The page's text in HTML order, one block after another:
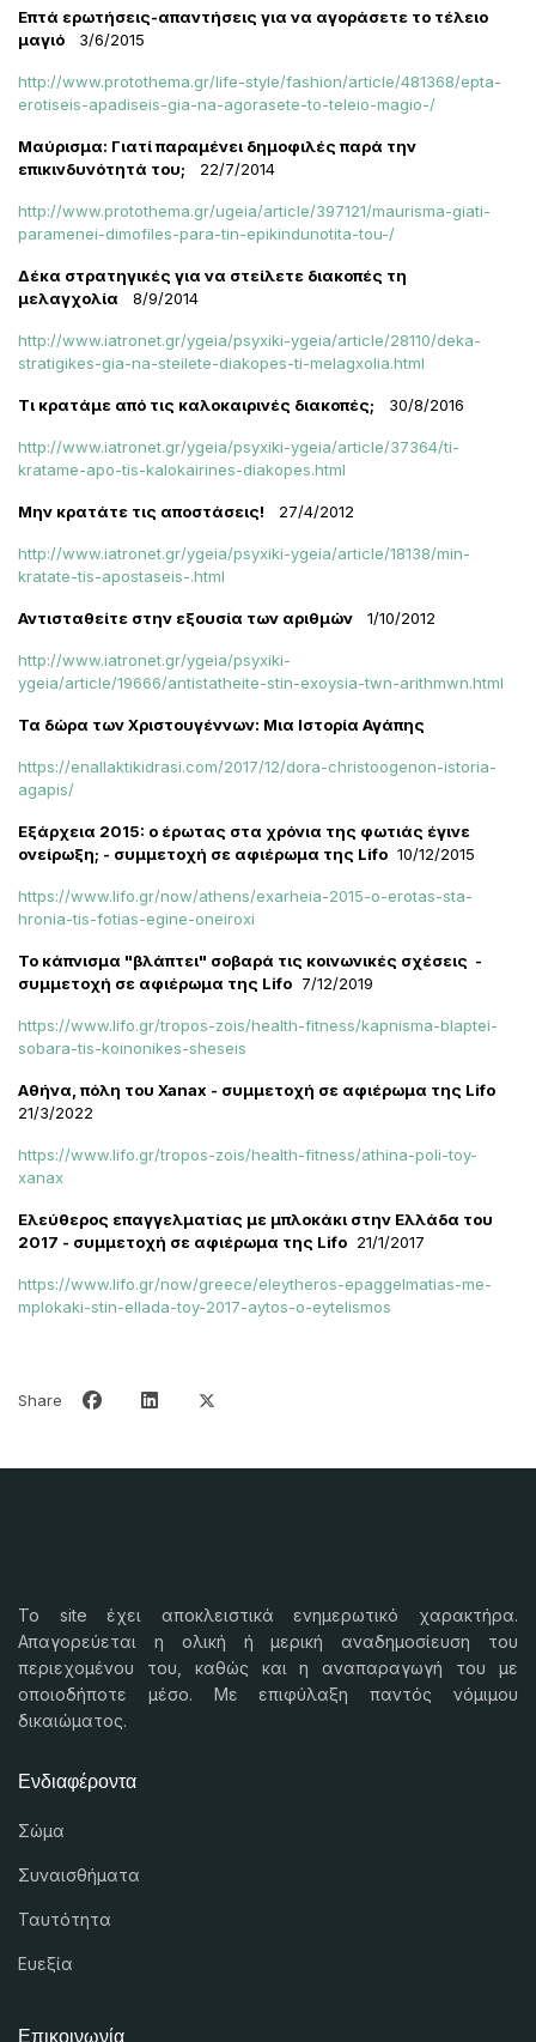
Επτά ερωτήσεις-απαντήσεις για να αγοράσετε το τέλειο
μαγιό 3/6/2015
http://www.protothema.gr/life-style/fashion/article/481368/epta-
erotiseis-apadiseis-gia-na-agorasete-to-teleio-magio-/
Μαύρισμα: Γιατί παραμένει δημοφιλές παρά την
επικινδυνότητά του; 22/7/2014
http://www.protothema.gr/ugeia/article/397121/maurisma-giati-
paramenei-dimofiles-para-tin-epikindunotita-tou-/
Δέκα στρατηγικές για να στείλετε διακοπές τη
μελαγχολία 8/9/2014
http://www.iatronet.gr/ygeia/psyxiki-ygeia/article/28110/deka-
stratigikes-gia-na-steilete-diakopes-ti-melagxolia.html
Τι κρατάμε από τις καλοκαιρινές διακοπές; 30/8/2016
http://www.iatronet.gr/ygeia/psyxiki-ygeia/article/37364/ti-
kratame-apo-tis-kalokairines-diakopes.html
Μην κρατάτε τις αποστάσεις! 27/4/2012
http://www.iatronet.gr/ygeia/psyxiki-ygeia/article/18138/min-
kratate-tis-apostaseis-.html
Αντισταθείτε στην εξουσία των αριθμών 1/10/2012
http://www.iatronet.gr/ygeia/psyxiki-
ygeia/article/19666/antistatheite-stin-exoysia-twn-arithmwn.html
Τα δώρα των Χριστουγέννων: Μια Ιστορία Αγάπης
https://enallaktikidrasi.com/2017/12/dora-christoogenon-istoria-
agapis/
Εξάρχεια 2015: ο έρωτας στα χρόνια της φωτιάς έγινε
ονείρωξη; - συμμετοχή σε αφιέρωμα της Lifo 10/12/2015
https://www.lifo.gr/now/athens/exarheia-2015-o-erotas-sta-
hronia-tis-fotias-egine-oneiroxi
Το κάπνισμα "βλάπτει" σοβαρά τις κοινωνικές σχέσεις -
συμμετοχή σε αφιέρωμα της Lifo 7/12/2019
https://www.lifo.gr/tropos-zois/health-fitness/kapnisma-blaptei-
sobara-tis-koinonikes-sheseis
Αθήνα, πόλη του Xanax - συμμετοχή σε αφιέρωμα της Lifo
21/3/2022
https://www.lifo.gr/tropos-zois/health-fitness/athina-poli-toy-
xanax
Ελεύθερος επαγγελματίας με μπλοκάκι στην Ελλάδα του
2017 - συμμετοχή σε αφιέρωμα της Lifo 21/1/2017
https://www.lifo.gr/now/greece/eleytheros-epaggelmatias-me-
mplokaki-stin-ellada-toy-2017-aytos-o-eytelismos
Share
Το site έχει αποκλειστικά ενημερωτικό χαρακτήρα.
Απαγορεύεται η ολική ή μερική αναδημοσίευση του
περιεχομένου του, καθώς και η αναπαραγωγή του με
οποιοδήποτε μέσο. Με επιφύλαξη παντός νόμιμου
δικαιώματος.
Ενδιαφέροντα
Σώμα
Συναισθήματα
Ταυτότητα
Ευεξία